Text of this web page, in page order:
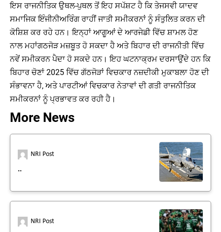
ਇਸ ਰਾਜਨੀਤਿਕ ਉਥਲ-ਪੁਥਲ ਤੋਂ ਇਹ ਸਪੱਸ਼ਟ ਹੈ ਕਿ ਤੇਜਸਵੀ ਯਾਦਵ
ਸਮਾਜਿਕ ਇੰਜੀਨੀਅਰਿੰਗ ਰਾਹੀਂ ਜਾਤੀ ਸਮੀਕਰਨਾਂ ਨੂੰ ਸੰਤੁਲਿਤ ਕਰਨ ਦੀ
ਕੋਸ਼ਿਸ਼ ਕਰ ਰਹੇ ਹਨ। ਇਨ੍ਹਾਂ ਆਗੂਆਂ ਦੇ ਆਰਜੇਡੀ ਵਿੱਚ ਸ਼ਾਮਲ ਹੋਣ
ਨਾਲ ਮਹਾਂਗਠਜੋੜ ਮਜ਼ਬੂਤ ​​ਹੋ ਸਕਦਾ ਹੈ ਅਤੇ ਬਿਹਾਰ ਦੀ ਰਾਜਨੀਤੀ ਵਿੱਚ
ਨਵੇਂ ਸਮੀਕਰਨ ਪੈਦਾ ਹੋ ਸਕਦੇ ਹਨ। ਇਹ ਘਟਨਾਕ੍ਰਮ ਦਰਸਾਉਂਦੇ ਹਨ ਕਿ
ਬਿਹਾਰ ਚੋਣਾਂ 2025 ਵਿੱਚ ਗੱਠਜੋੜਾਂ ਵਿਚਕਾਰ ਨਜ਼ਦੀਕੀ ਮੁਕਾਬਲਾ ਹੋਣ ਦੀ
ਸੰਭਾਵਨਾ ਹੈ, ਅਤੇ ਪਾਰਟੀਆਂ ਵਿਚਕਾਰ ਨੇਤਾਵਾਂ ਦੀ ਗਤੀ ਰਾਜਨੀਤਿਕ
ਸਮੀਕਰਨਾਂ ਨੂੰ ਪ੍ਰਭਾਵਤ ਕਰ ਰਹੀ ਹੈ।
More News
NRI Post
..
NRI Post